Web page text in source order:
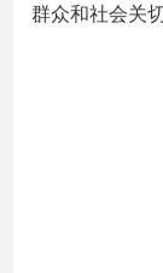
群众和社会关